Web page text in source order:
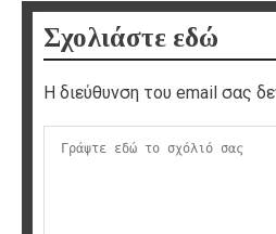
Σχολιάστε εδώ
Η διεύθυνση του email σας